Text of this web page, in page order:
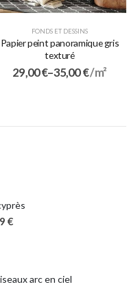
FONDS ET DESSINS
Papier peint panoramique gris
texturé
29,00€–35,00€/ m²
€
arc en ciel